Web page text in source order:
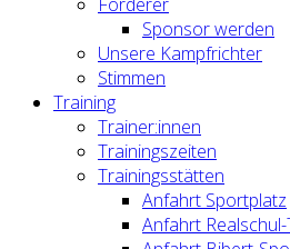
Sponsor werden
Unsere Kampfrichter
Stimmen
Training
Trainer:innen
Trainingszeiten
Trainingsstätten
Anfahrt Sportplatz
Anfahrt